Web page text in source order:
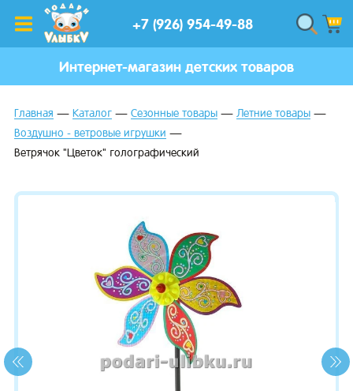
+7 (926) 954-49-88
Интернет-магазин детских товаров
Главная Каталог Сезонные товары
Летние товары
Воздушно - ветровые игрушки
Ветрячок "Цветок" голографический